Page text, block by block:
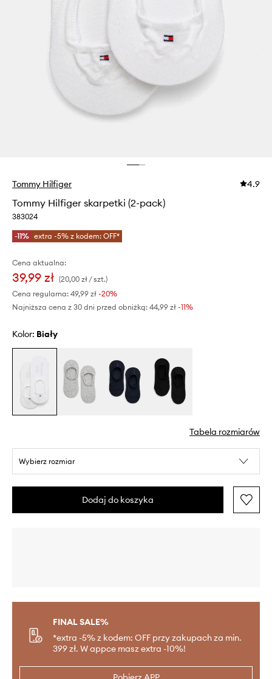
Tommy Hilfiger 4.9
Tommy Hilfiger skarpetki (2-pack)
383024
-11% extra -5% z kodem: OFF*
Cena aktualna:
39,99 zł (20,00 zł / szt.)
Cena regularna: 49,99 zł -20%
Najniższa cena z 30 dni przed obniżką: 44,99 zł -11%
Kolor: biały
Tabela rozmiarów
Wybierz rozmiar
Dodaj do koszyka
FINAL SALE%
*extra -5% z kodem: OFF przy zakupach za min.
399 zł. W appce masz extra -10%!